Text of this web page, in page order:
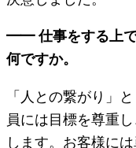
━━ 仕事をする上
何ですか。
「人との繋がり」
員には目標を尊重
します。お客様に